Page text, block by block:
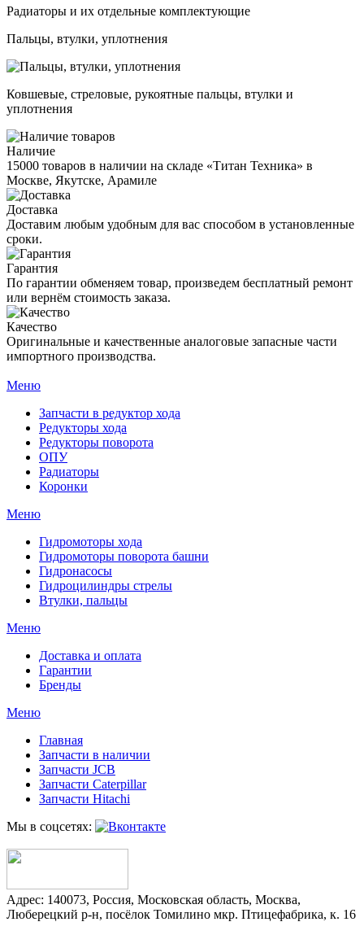
Радиаторы и их отдельные комплектующие
Пальцы, втулки, уплотнения
Ковшевые, стреловые, рукоятные пальцы, втулки и
уплотнения
Наличие
15000 товаров в наличии на складе «Титан Техника» в
Москве, Якутске, Арамиле
Доставка
Доставим любым удобным для вас способом в установленные
сроки.
Гарантия
По гарантии обменяем товар, произведем бесплатный ремонт
или вернём стоимость заказа.
Качество
Оригинальные и качественные аналоговые запасные части
импортного производства.
Меню
Запчасти в редуктор хода
Редукторы хода
Редукторы поворота
ОПУ
Радиаторы
Коронки
Меню
Гидромоторы хода
Гидромоторы поворота башни
Гидронасосы
Гидроцилиндры стрелы
Втулки, пальцы
Меню
Доставка и оплата
Гарантии
Бренды
Меню
Главная
Запчасти в наличии
Запчасти JCB
Запчасти Caterpillar
Запчасти Hitachi
Мы в соцсетях:
Адрес: 140073, Россия, Московская область, Москва,
Люберецкий р-н, посёлок Томилино мкр. Птицефабрика, к. 16